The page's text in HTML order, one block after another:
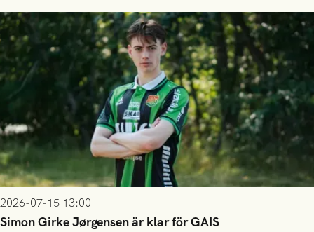
2026-07-15 13:00
Simon Girke Jørgensen är klar för GAIS